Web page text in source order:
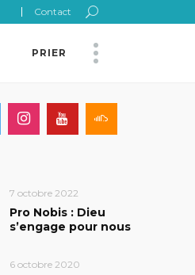
Contact
PRIER
7 octobre 2022
Pro Nobis : Dieu
s’engage pour nous
6 octobre 2020